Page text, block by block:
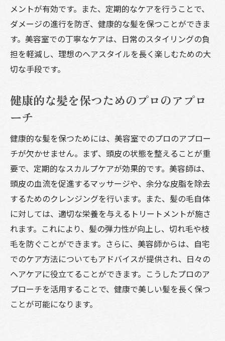
メントが有効です。また、定期的なケアを行うことで、
ダメージの進行を防ぎ、健康的な髪を保つことができま
す。美容室での丁寧なケアは、日常のスタイリングの負
担を軽減し、理想のヘアスタイルを長く楽しむための大
切な手段です。
健康的な髪を保つためのプロのアプロ
ーチ
健康的な髪を保つためには、美容室でのプロのアプロー
チが欠かせません。まず、頭皮の状態を整えることが重
要で、定期的なスカルプケアが効果的です。美容師は、
頭皮の血流を促進するマッサージや、余分な皮脂を除去
するためのクレンジングを行います。また、髪の毛自体
に対しては、適切な栄養を与えるトリートメントが施さ
れます。これにより、髪の弾力性が向上し、切れ毛や枝
毛を防ぐことができます。さらに、美容師からは、自宅
でのケア方法についてもアドバイスが提供され、日々の
ヘアケアに役立てることができます。こうしたプロのア
プローチを活用することで、健康で美しい髪を長く保つ
ことが可能になります。